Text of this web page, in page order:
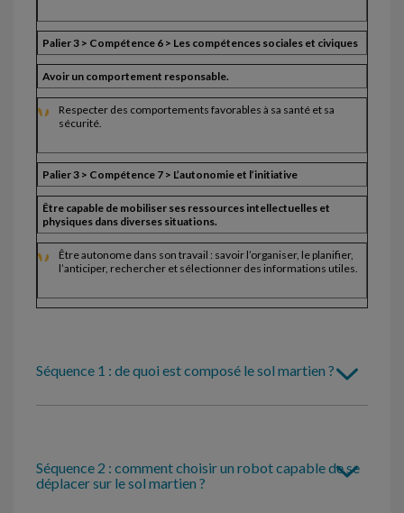
Palier 3 > Compétence 6 > Les compétences sociales et civiques
Avoir un comportement responsable.
Respecter des comportements favorables à sa santé et sa
sécurité.
Palier 3 > Compétence 7 > L’autonomie et l’initiative
Être capable de mobiliser ses ressources intellectuelles et
physiques dans diverses situations.
Être autonome dans son travail : savoir l’organiser, le planifier,
l’anticiper, rechercher et sélectionner des informations utiles.
Séquence 1 : de quoi est composé le sol martien ?
Séquence 2 : comment choisir un robot capable de se
déplacer sur le sol martien ?